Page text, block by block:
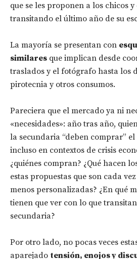
que se les proponen a los chicos
transitando el último año de su
La mayoría se presentan con
similares que implican desde
traslados y el fotógrafo hasta los
pirotecnia y otros consumos.
Pareciera que el mercado ya ni
«necesidades»: año tras año,
la secundaria “deben comprar”
incluso en contextos de crisis
¿quiénes compran? ¿Qué hacen
estas propuestas que son cada
menos personalizadas? ¿En qué
tienen que ver con lo que
secundaria?
Por otro lado, no pocas veces
aparejado tensión, enojos y